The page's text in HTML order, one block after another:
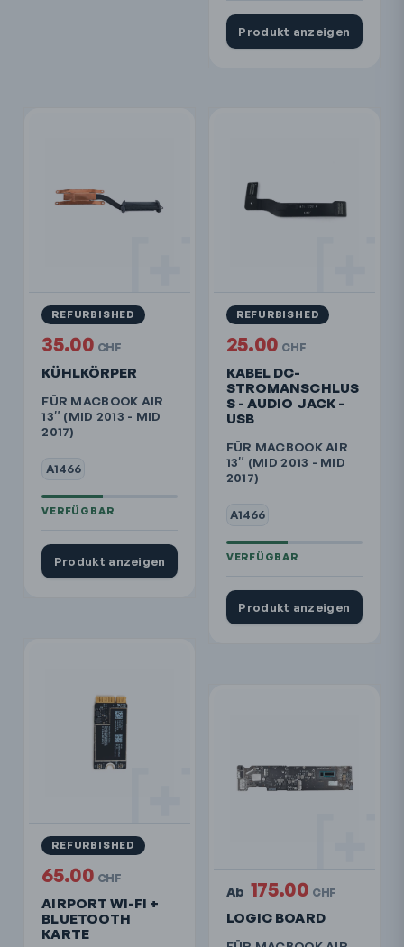
Produkt anzeigen
KÜHLKÖRPER
FÜR MACBOOK AIR
13″ (MID 2013 - MID
2017)
A1466
REFURBISHED
35.00 CHF
Produkt anzeigen
KABEL DC-
STROMANSCHLUS
S - AUDIO JACK -
USB
FÜR MACBOOK AIR
13″ (MID 2013 - MID
2017)
A1466
REFURBISHED
25.00 CHF
Produkt anzeigen
AIRPORT WI-FI +
BLUETOOTH
KARTE
REFURBISHED
65.00 CHF
LOGIC BOARD
Ab 175.00 CHF